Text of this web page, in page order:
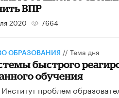
ВПР
2020 7664
ОБРАЗОВАНИЯ //Тема дня
быстрого
обучения
проблем